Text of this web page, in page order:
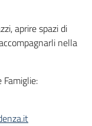
aprire spazi di
nella